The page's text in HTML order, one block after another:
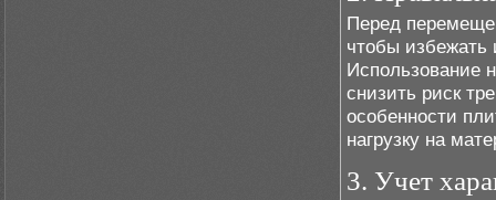
Перед
чтобы избежать
Использование
снизить риск
особенности
нагрузку на
3. Учет